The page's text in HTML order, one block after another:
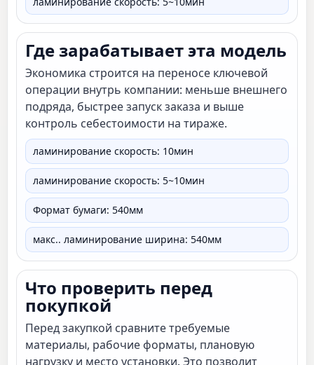
Где зарабатывает эта модель
Экономика строится на переносе ключевой
операции внутрь компании: меньше внешнего
подряда, быстрее запуск заказа и выше
контроль себестоимости на тираже.
ламинирование скорость: 10мин
ламинирование скорость: 5~10мин
Формат бумаги: 540мм
макс.. ламинирование ширина: 540мм
Что проверить перед
покупкой
Перед закупкой сравните требуемые
материалы, рабочие форматы, плановую
нагрузку и место установки. Это позволит